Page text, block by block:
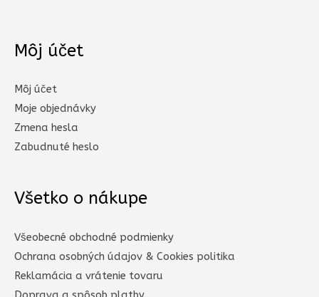
Môj účet
Môj účet
Moje objednávky
Zmena hesla
Zabudnuté heslo
Všetko o nákupe
Všeobecné obchodné podmienky
Ochrana osobných údajov & Cookies politika
Reklamácia a vrátenie tovaru